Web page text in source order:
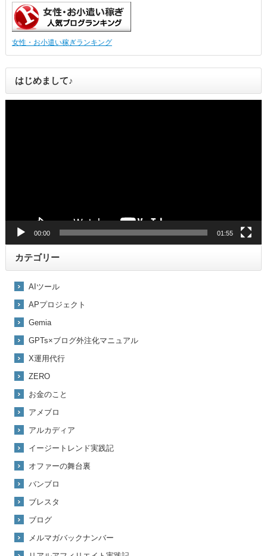
女性・お小遣い稼ぎランキング
はじめまして♪
00:00 01:55
カテゴリー
AIツール
APプロジェクト
Gemia
GPTs×ブログ外注化マニュアル
X運用代行
ZERO
お金のこと
アメブロ
アルカディア
イージートレンド実践記
オファーの舞台裏
バンブロ
ブレスタ
ブログ
メルマガバックナンバー